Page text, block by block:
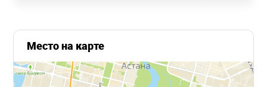
Место на карте